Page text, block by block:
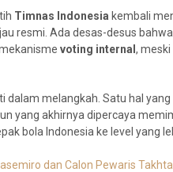
Timnas Indonesia kembali
resmi. Ada desas-desus bahwa
voting internal ,
dalam melangkah. Satu hal
yang akhirnya dipercaya
bola Indonesia ke level yang
dan Calon Pewaris